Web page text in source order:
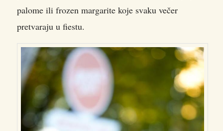
palome ili frozen margarite koje svaku večer
pretvaraju u fiestu.